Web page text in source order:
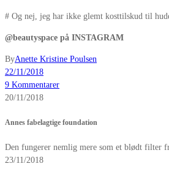
# Og nej, jeg har ikke glemt kosttilskud til
@beautyspace på INSTAGRAM
ByAnette Kristine Poulsen
22/11/2018
9 Kommentarer
20/11/2018
Annes fabelagtige foundation
Den fungerer nemlig mere som et blødt filter
23/11/2018